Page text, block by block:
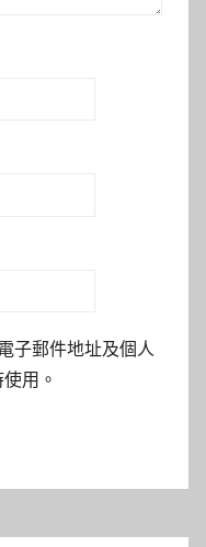
子郵件地址及個人
用。